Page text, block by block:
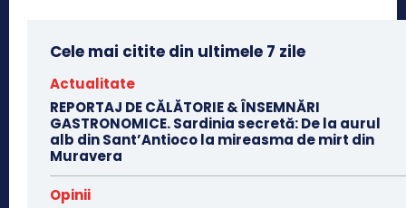
Cele mai citite din ultimele 7 zile
Actualitate
REPORTAJ DE CĂLĂTORIE & ÎNSEMNĂRI
GASTRONOMICE. Sardinia secretă: De la aurul
alb din Sant’Antioco la mireasma de mirt din
Muravera
Opinii